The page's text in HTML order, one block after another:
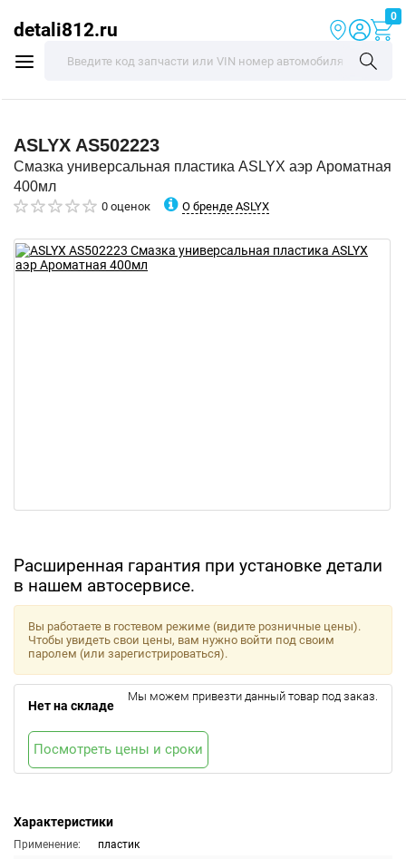
detali812.ru
0
ASLYX AS502223
Смазка универсальная пластика ASLYX аэр Ароматная
400мл
0 оценок О бренде ASLYX
Расширенная гарантия при установке детали
в нашем автосервисе.
Характеристики
Применение:
пластик
Вы работаете в гостевом режиме (видите розничные цены).
Чтобы увидеть свои цены, вам нужно войти под своим
паролем (или зарегистрироваться).
Нет на складе
Мы можем привезти данный товар под заказ.
Посмотреть цены и сроки